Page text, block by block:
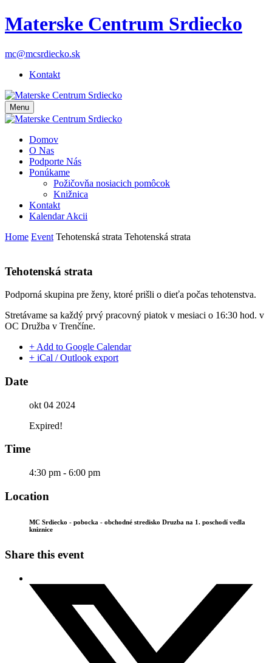
Materske Centrum Srdiecko
mc@mcsrdiecko.sk
Kontakt
Menu
Domov
O Nas
Podporte Nás
Ponúkame
Požičovňa nosiacich pomôcok
Knižnica
Kontakt
Kalendar Akcii
Home Event Tehotenská strata Tehotenská strata
Tehotenská strata
Podporná skupina pre ženy, ktoré prišli o dieťa počas tehotenstva.
Stretávame sa každý prvý pracovný piatok v mesiaci o 16:30 hod. v
OC Družba v Trenčíne.
+ Add to Google Calendar
+ iCal / Outlook export
Date
okt 04 2024
Expired!
Time
4:30 pm - 6:00 pm
Location
MC Srdiecko - pobocka - obchodné stredisko Druzba na 1. poschodí vedla
kniznice
Share this event